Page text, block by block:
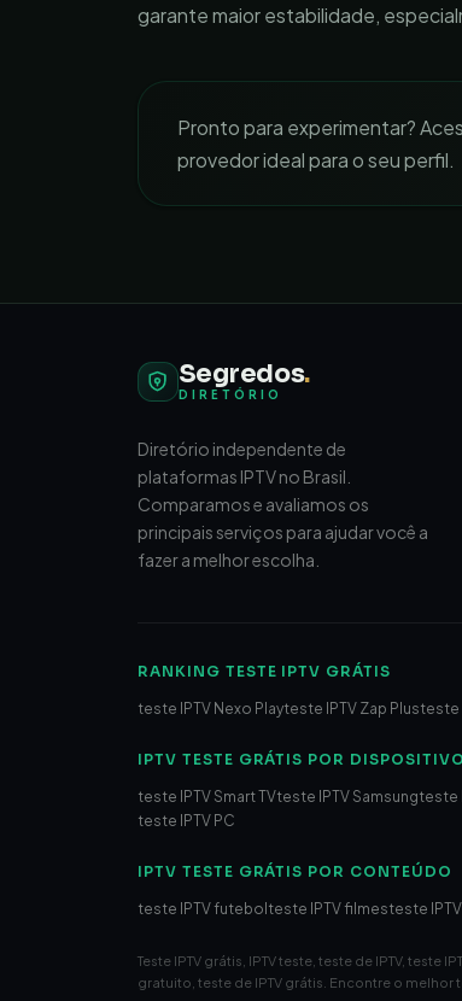
garante maior estabilidade,
Pronto para experimentar?
provedor ideal para o seu perfil.
Segredos.
DIRETÓRIO
Diretório independente de
plataformas IPTV no Brasil.
Comparamos e avaliamos os
principais serviços para ajudar você a
fazer a melhor escolha.
RANKING TESTE IPTV GRÁTIS
teste IPTV Nexo Playteste IPTV Zap Plusteste
IPTV TESTE GRÁTIS POR DISPOSITIVO
teste IPTV Smart TVteste IPTV Samsungteste
teste IPTV PC
IPTV TESTE GRÁTIS POR CONTEÚDO
teste IPTV futebol teste IPTV filmesteste
Teste IPTV grátis, IPTV teste, teste de IPTV, teste
gratuito, teste de IPTV grátis. Encontre o